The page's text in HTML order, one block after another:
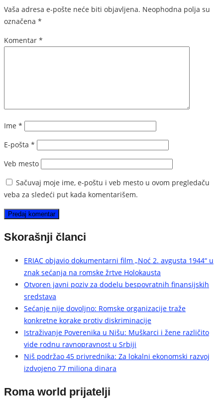
Vaša adresa e-pošte neće biti objavljena. Neophodna polja su
označena *
Komentar *
Ime *
E-pošta *
Veb mesto
Sačuvaj moje ime, e-poštu i veb mesto u ovom pregledaču
veba za sledeći put kada komentarišem.
Skorašnji članci
ERIAC objavio dokumentarni film „Noć 2. avgusta 1944“ u
znak sećanja na romske žrtve Holokausta
Otvoren javni poziv za dodelu bespovratnih finansijskih
sredstava
Sećanje nije dovoljno: Romske organizacije traže
konkretne korake protiv diskriminacije
Istraživanje Poverenika u Nišu: Muškarci i žene različito
vide rodnu ravnopravnost u Srbiji
Niš podržao 45 privrednika: Za lokalni ekonomski razvoj
izdvojeno 77 miliona dinara
Roma world prijatelji